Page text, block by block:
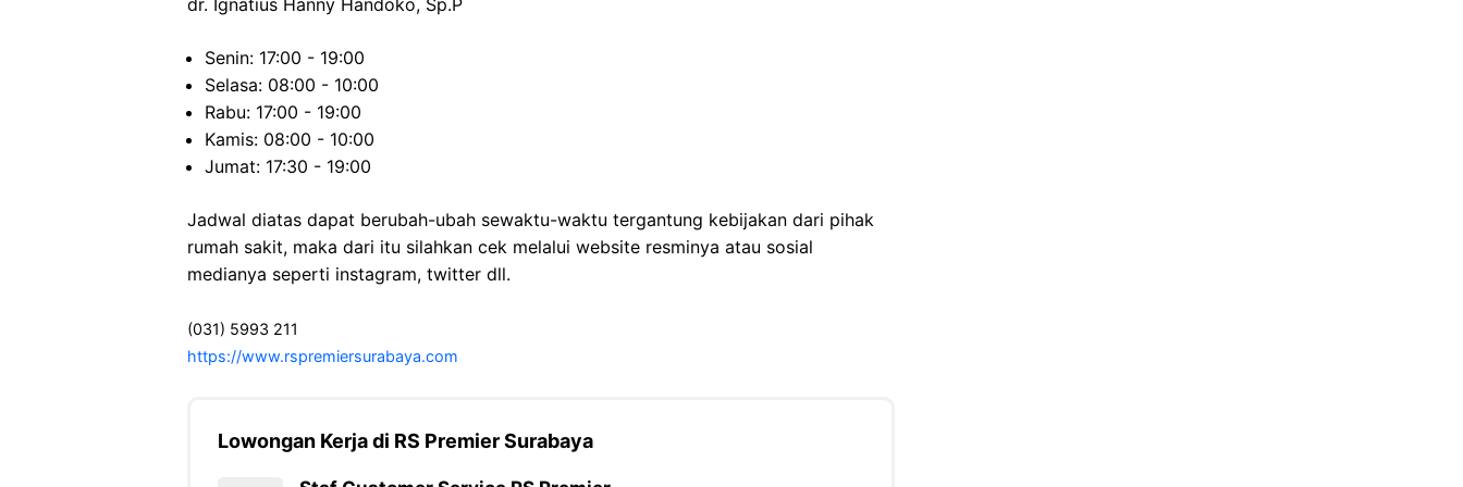
dr. Ignatius Hanny Handoko, Sp.P
Senin: 17:00 - 19:00
Selasa: 08:00 - 10:00
Rabu: 17:00 - 19:00
Kamis: 08:00 - 10:00
Jumat: 17:30 - 19:00
Jadwal diatas dapat berubah-ubah sewaktu-waktu tergantung kebijakan dari pihak
rumah sakit, maka dari itu silahkan cek melalui website resminya atau sosial
medianya seperti instagram, twitter dll.
(031) 5993 211
https://www.rspremiersurabaya.com
Lowongan Kerja di RS Premier Surabaya